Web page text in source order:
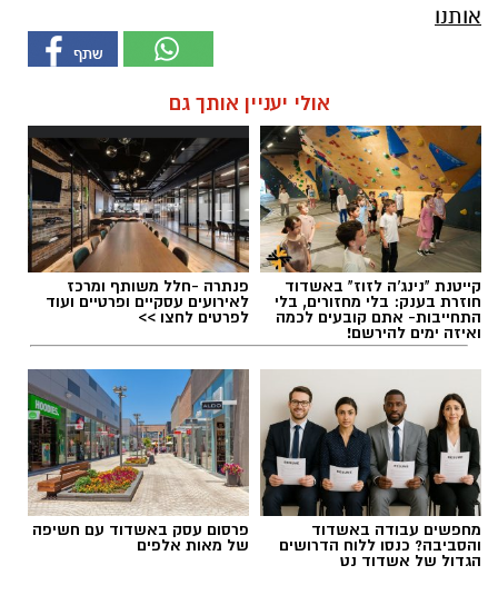
אותנו
אולי יעניין אותך גם
קייטנת "נינג'ה לזוז" באשדוד
חוזרת בענק: בלי מחזורים, בלי
התחייבות- אתם קובעים לכמה
ואיזה ימים להירשם!
פנתרה -חלל משותף ומרכז
לאירועים עסקיים ופרטיים ועוד
לפרטים לחצו >>
מחפשים עבודה באשדוד
והסביבה? כנסו ללוח הדרושים
הגדול של אשדוד נט
פרסום עסק באשדוד עם חשיפה
של מאות אלפים